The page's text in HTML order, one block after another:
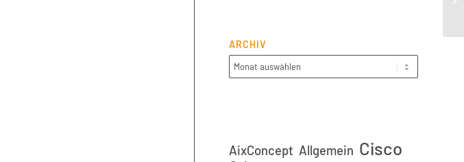
ARCHIV
AixConcept Allgemein Cisco